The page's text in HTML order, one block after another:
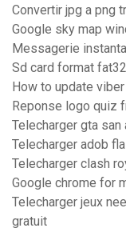
Convertir jpg a png
Google sky map
Messagerie
Sd card format
How to update
Reponse logo quiz
Telecharger gta
Telecharger adob
Telecharger clash
Google chrome for
Telecharger jeux
gratuit